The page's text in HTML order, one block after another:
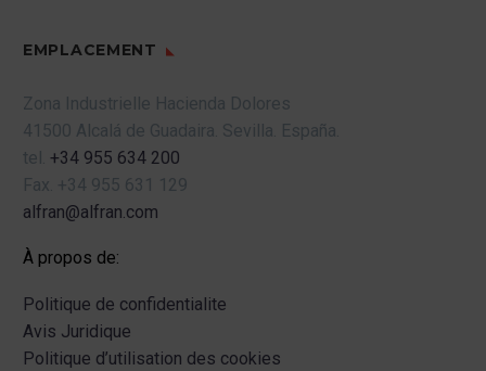
EMPLACEMENT
Zona Industrielle Hacienda Dolores
41500 Alcalá de Guadaira. Sevilla. España.
tel. +34 955 634 200
Fax. +34 955 631 129
alfran@alfran.com
À propos de:
Politique de confidentialite
Avis Juridique
Politique d’utilisation des cookies